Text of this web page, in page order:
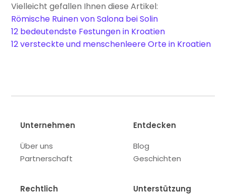
Vielleicht gefallen Ihnen diese Artikel:
Römische Ruinen von Salona bei Solin
12 bedeutendste Festungen in Kroatien
12 versteckte und menschenleere Orte in Kroatien
Unternehmen
Über uns
Partnerschaft
Entdecken
Blog
Geschichten
Rechtlich
Unterstützung